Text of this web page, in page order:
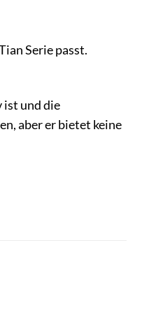
Serie passt.
ist und die
aber er bietet keine